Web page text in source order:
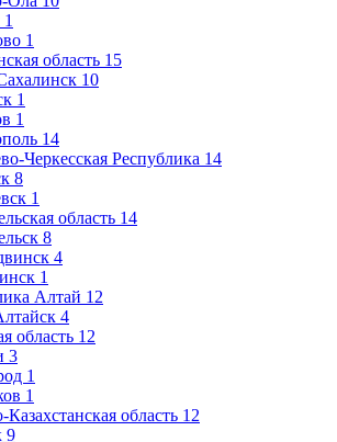
1
1
область 15
10
1
1
14
Черкесская Республика 14
8
1
область 14
8
4
1
Алтай 12
4
область 12
3
1
1
Казахстанская область 12
9